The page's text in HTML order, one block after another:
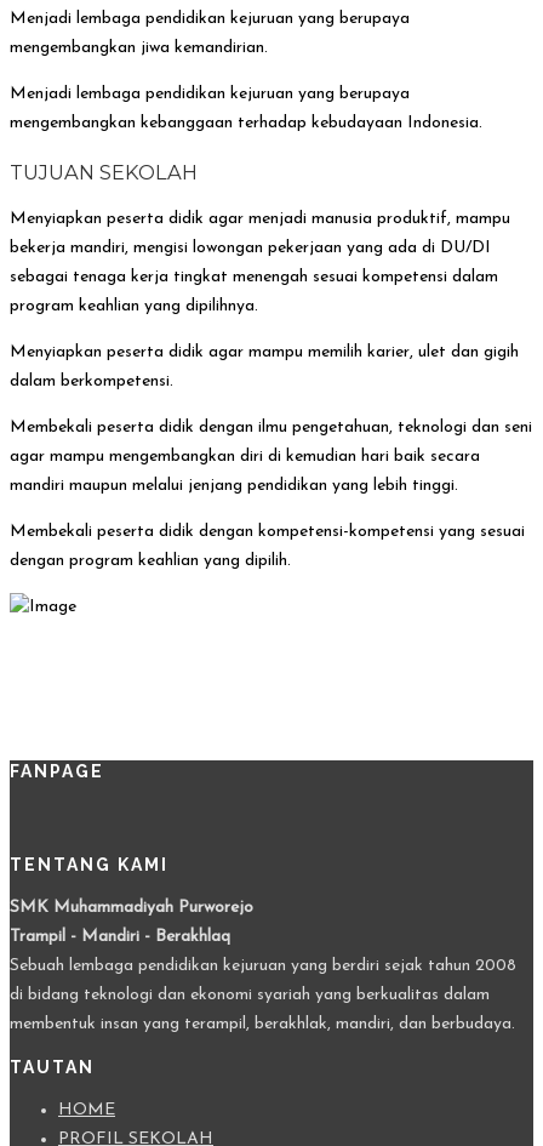
Menjadi lembaga pendidikan kejuruan yang berupaya
mengembangkan jiwa kemandirian.
Menjadi lembaga pendidikan kejuruan yang berupaya
mengembangkan kebanggaan terhadap kebudayaan Indonesia.
TUJUAN SEKOLAH
Menyiapkan peserta didik agar menjadi manusia produktif, mampu
bekerja mandiri, mengisi lowongan pekerjaan yang ada di DU/DI
sebagai tenaga kerja tingkat menengah sesuai kompetensi dalam
program keahlian yang dipilihnya.
Menyiapkan peserta didik agar mampu memilih karier, ulet dan gigih
dalam berkompetensi.
Membekali peserta didik dengan ilmu pengetahuan, teknologi dan seni
agar mampu mengembangkan diri di kemudian hari baik secara
mandiri maupun melalui jenjang pendidikan yang lebih tinggi.
Membekali peserta didik dengan kompetensi-kompetensi yang sesuai
dengan program keahlian yang dipilih.
FANPAGE
TENTANG KAMI
SMK Muhammadiyah Purworejo
Trampil - Mandiri - Berakhlaq
Sebuah lembaga pendidikan kejuruan yang berdiri sejak tahun 2008
di bidang teknologi dan ekonomi syariah yang berkualitas dalam
membentuk insan yang terampil, berakhlak, mandiri, dan berbudaya.
TAUTAN
HOME
PROFIL SEKOLAH